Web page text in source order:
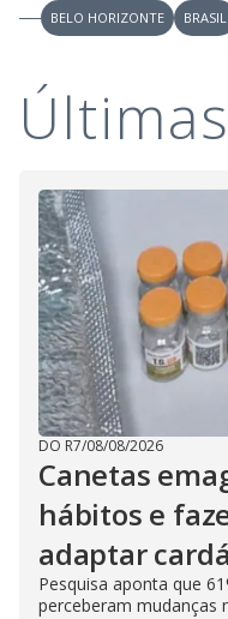
BELO HORIZONTE BRASIL
Últimas
DO R7/08/08/2026
Canetas
hábitos e
adaptar
Pesquisa aponta que
perceberam mudanças